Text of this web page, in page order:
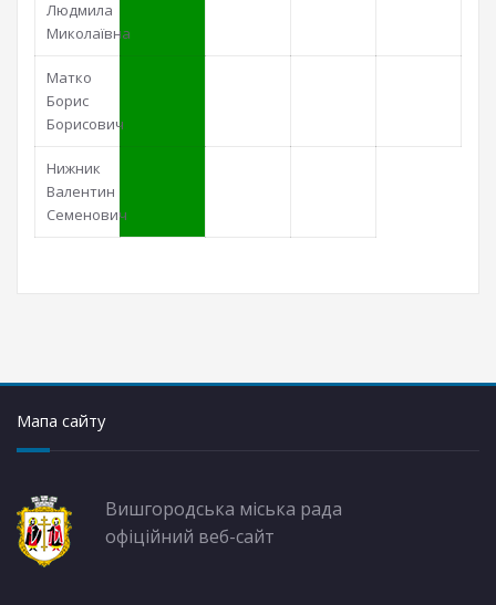
Людмила
Миколаївна
Матко
Борис
Борисович
Нижник
Валентин
Семенович
Мапа сайту
Вишгородська міська рада
офіційний веб-сайт